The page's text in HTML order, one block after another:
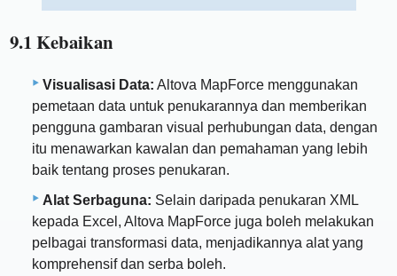
9.1 Kebaikan
Visualisasi Data: Altova MapForce menggunakan
pemetaan data untuk penukarannya dan memberikan
pengguna gambaran visual perhubungan data, dengan
itu menawarkan kawalan dan pemahaman yang lebih
baik tentang proses penukaran.
Alat Serbaguna: Selain daripada penukaran XML
kepada Excel, Altova MapForce juga boleh melakukan
pelbagai transformasi data, menjadikannya alat yang
komprehensif dan serba boleh.